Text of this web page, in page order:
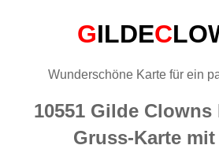
GILDEC
Wunderschöne Karte für ein
10551 Gilde Clowns
Gruss-Karte